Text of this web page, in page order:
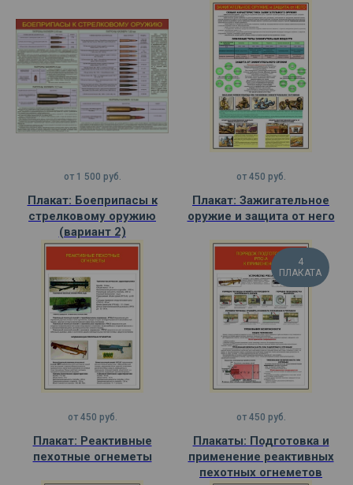
от 1 500 руб.
Плакат: Боеприпасы к
стрелковому оружию
(вариант 2)
от 450 руб.
Плакат: Зажигательное
оружие и защита от него
от 450 руб.
Плакат: Реактивные
пехотные огнеметы
4
ПЛАКАТА
от 450 руб.
Плакаты: Подготовка и
применение реактивных
пехотных огнеметов